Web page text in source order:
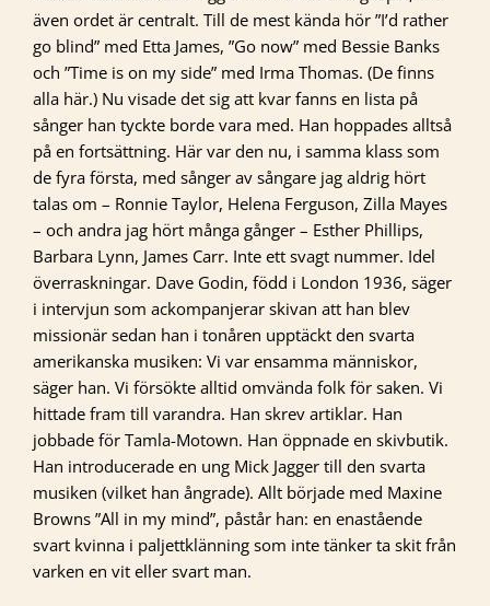
även ordet är centralt. Till de mest kända hör ”I’d rather
go blind” med Etta James, ”Go now” med Bessie Banks
och ”Time is on my side” med Irma Thomas. (De finns
alla här.) Nu visade det sig att kvar fanns en lista på
sånger han tyckte borde vara med. Han hoppades alltså
på en fortsättning. Här var den nu, i samma klass som
de fyra första, med sånger av sångare jag aldrig hört
talas om – Ronnie Taylor, Helena Ferguson, Zilla Mayes
– och andra jag hört många gånger – Esther Phillips,
Barbara Lynn, James Carr. Inte ett svagt nummer. Idel
överraskningar. Dave Godin, född i London 1936, säger
i intervjun som ackompanjerar skivan att han blev
missionär sedan han i tonåren upptäckt den svarta
amerikanska musiken: Vi var ensamma människor,
säger han. Vi försökte alltid omvända folk för saken. Vi
hittade fram till varandra. Han skrev artiklar. Han
jobbade för Tamla-Motown. Han öppnade en skivbutik.
Han introducerade en ung Mick Jagger till den svarta
musiken (vilket han ångrade). Allt började med Maxine
Browns ”All in my mind”, påstår han: en enastående
svart kvinna i paljettklänning som inte tänker ta skit från
varken en vit eller svart man.